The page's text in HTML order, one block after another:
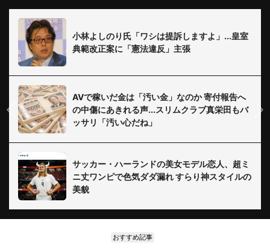
小林よしのり氏「ワシは提訴しますよ」...皇室
典範改正案に「憲法違反」主張
AVで稼いだ金は「汚い金」なのか 寄付報告へ
の中傷にあきれる声...スリムクラブ真栄田もバ
ッサリ「汚い心だね」
サッカー・ハーランドの美女モデル恋人、超ミ
ニ丈ワンピで色気ダダ漏れ すらり神スタイルの
美貌
おすすめ記事